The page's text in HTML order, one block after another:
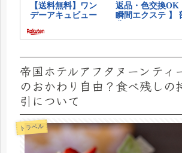
帝国ホテルアフタヌーンティ
のおかわり自由？食べ残しの
引について
トラベル